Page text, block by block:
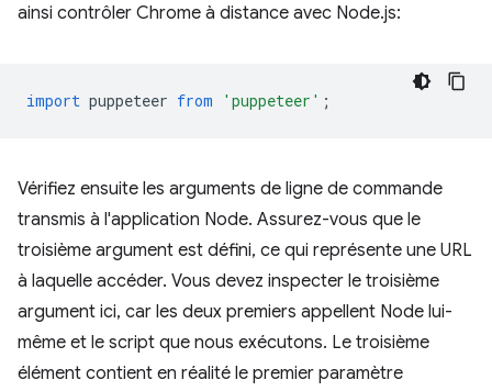
ainsi contrôler Chrome à distance avec Node.js:
import puppeteer from 'puppeteer' ;
Vérifiez ensuite les arguments de ligne de commande
transmis à l'application Node. Assurez-vous que le
troisième argument est défini, ce qui représente une URL
à laquelle accéder. Vous devez inspecter le troisième
argument ici, car les deux premiers appellent Node lui-
même et le script que nous exécutons. Le troisième
élément contient en réalité le premier paramètre